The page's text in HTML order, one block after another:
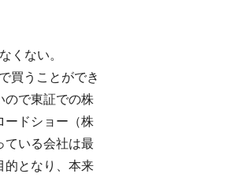
くない。
買うことができ
ので東証での株
ードショー（株
ている会社は最
的となり、本来